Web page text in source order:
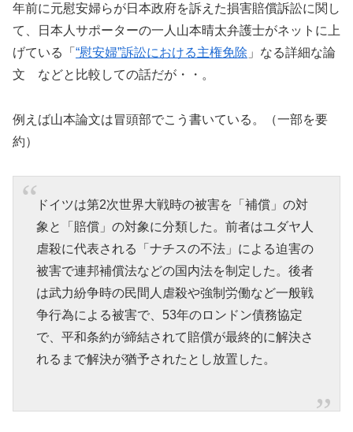
年前に元慰安婦らが日本政府を訴えた損害賠償訴訟に関し
て、日本人サポーターの一人山本晴太弁護士がネットに上
げている「 “慰安婦”訴訟における主権免除 」なる詳細な論
文 などと比較しての話だが・・。
例えば山本論文は冒頭部でこう書いている。（一部を要
約）
ドイツは第2次世界大戦時の被害を「補償」の対
象と「賠償」の対象に分類した。前者はユダヤ人
虐殺に代表される「ナチスの不法」による迫害の
被害で連邦補償法などの国内法を制定した。後者
は武力紛争時の民間人虐殺や強制労働など一般戦
争行為による被害で、53年のロンドン債務協定
で、平和条約が締結されて賠償が最終的に解決さ
れるまで解決が猶予されたとし放置した。